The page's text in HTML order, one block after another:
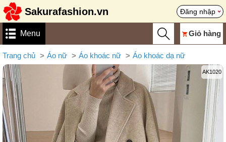
Sakurafashion.vn Đăng nhập
Menu Giỏ hàng
Trang chủ Áo nữ Áo khoác nữ Áo khoác dạ nữ
AK1020